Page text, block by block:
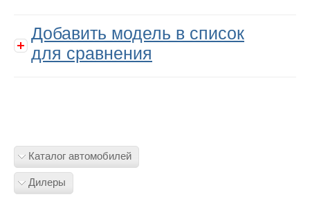
Добавить модель в список
для сравнения
Каталог автомобилей
Дилеры